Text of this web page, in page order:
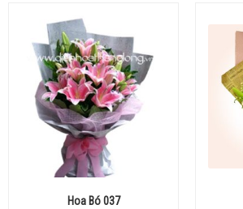
Hoa Bó 037